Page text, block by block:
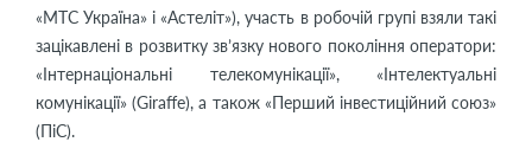
«МТС Україна» і «Астеліт»), участь в робочій групі взяли такі
зацікавлені в розвитку зв’язку нового покоління оператори:
«Інтернаціональні телекомунікації», «Інтелектуальні
комунікації» (Giraffe), а також «Перший інвестиційний союз»
(ПіС).